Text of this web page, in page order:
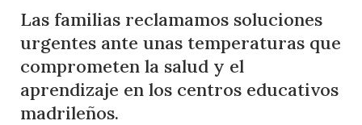
Las familias reclamamos soluciones
urgentes ante unas temperaturas que
comprometen la salud y el
aprendizaje en los centros educativos
madrileños.